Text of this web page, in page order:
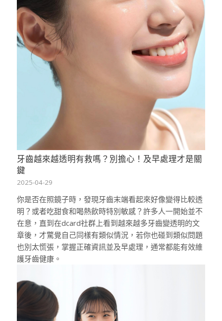
牙齒越來越透明有救嗎？別擔心！及早處理才是關
鍵
2025-04-29
你是否在照鏡子時，發現牙齒末端看起來好像變得比較透
明？或者吃甜食和喝熱飲時特別敏感？許多人一開始並不
在意，直到在dcard社群上看到越來越多牙齒變透明的文
章後，才驚覺自己同樣有類似情況，若你也碰到類似問題
也別太慌張，掌握正確資訊並及早處理，通常都能有效維
護牙齒健康。